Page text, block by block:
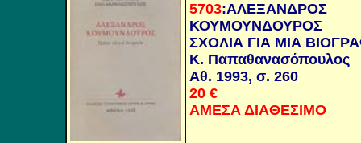
5703:ΑΛΕΞΑΝΔΡΟΣ
ΚΟΥΜΟΥΝΔΟΥΡΟΣ
ΣΧΟΛΙΑ ΓΙΑ ΜΙΑ
Κ. Παπαθανασόπουλος
Αθ. 1993, σ. 260
20€
ΑΜΕΣΑ ΔΙΑΘΕΣΙΜΟ